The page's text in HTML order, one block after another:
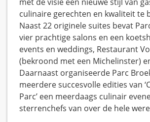
culinaire gerechten en kwaliteit te
Naast 22 originele suites bevat
vier prachtige salons en een
events en weddings, Restaurant
(bekroond met een Michelinster)
Daarnaast organiseerde Parc
meerdere succesvolle edities van
Parc’ een meerdaags culinair
sterrenchefs van over de hele